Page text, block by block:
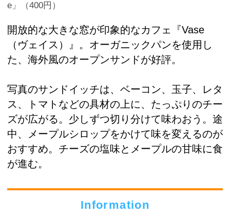
e」（400円）
開放的な大きな窓が印象的なカフェ『Vase
（ヴェイス）』。オーガニックパンを使用し
た、海外風のオープンサンドが好評。
写真のサンドイッチは、ベーコン、玉子、レタ
ス、トマトなどの具材の上に、たっぷりのチー
ズが広がる。少しずつ切り分けて味わおう。途
中、メープルシロップをかけて味を変えるのが
おすすめ。チーズの塩味とメープルの甘味に食
が進む。
Information